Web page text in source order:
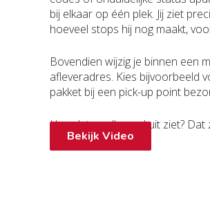
bij elkaar op één plek. Jij ziet
hoeveel stops hij nog maakt,
Bovendien wijzig je binnen een
afleveradres. Kies bijvoorbeeld
pakket bij een pick-up point
Hoe dat er allemaal uit ziet? Dat
Bekijk Video